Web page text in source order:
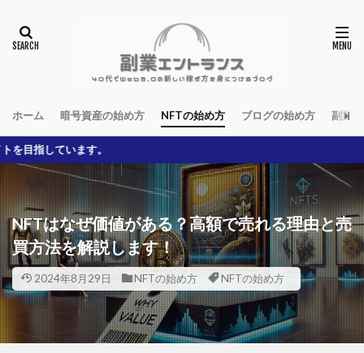
ホーム 暗号資産の始め方 NFTの始め方 ブログの始め方 副業
NFTはなぜ価値がある？高額で売れる理由と売
買方法を解説します！
2024年8月29日 NFTの始め方 NFTの始め方